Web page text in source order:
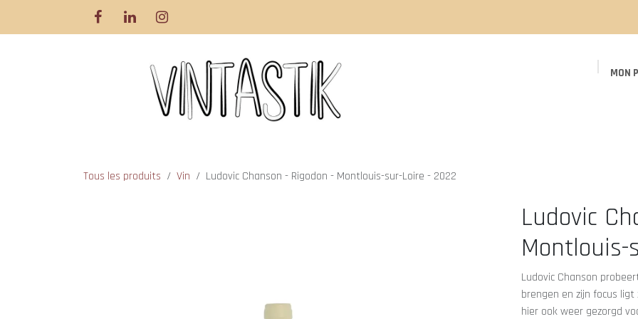
Se rendre au contenu
MON
Tous les produits Vin Ludovic Chanson - Rigodon - Montlouis-sur-Loire - 2022
Ludovic
Montlouis-
Ludovic Chanson
brengen en zijn focus
hier ook weer gezorgd